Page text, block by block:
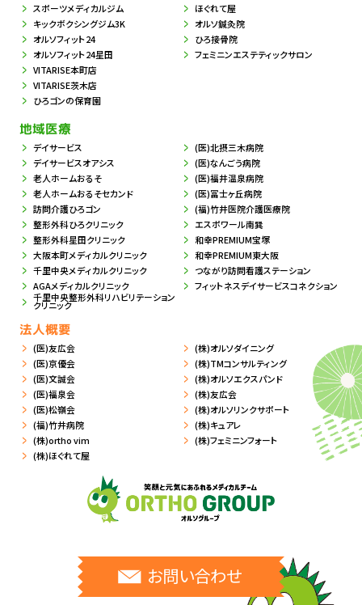
スポーツメディカルジム
キックボクシングジム3K
オルソフィット24
オルソフィット24星田
VITARISE本町店
VITARISE茨木店
ひろゴンの保育園
ほぐれて屋
オルソ鍼灸院
ひろ接骨院
フェミニンエステティックサロン
地域医療
デイサービス
デイサービスオアシス
老人ホームおるそ
老人ホームおるそセカンド
訪問介護ひろゴン
整形外科ひろクリニック
整形外科星田クリニック
大阪本町メディカルクリニック
千里中央メディカルクリニック
AGAメディカルクリニック
千里中央整形外科リハビリテーション
クリニック
(医)北摂三木病院
(医)なんごう病院
(医)福井温泉病院
(医)冨士ヶ丘病院
(福)竹井医院介護医療院
エスポワール南巽
和幸PREMIUM宝塚
和幸PREMIUM東大阪
つながり訪問看護ステーション
フィットネスデイサービスコネクション
法人概要
(医)友広会
(医)京優会
(医)文誠会
(医)福泉会
(医)松嶺会
(福)竹井病院
(株)ortho vim
(株)ほぐれて屋
(株)オルソダイニング
(株)TMコンサルティング
(株)オルソエクスパンド
(株)友広会
(株)オルソリンクサポート
(株)キュアレ
(株)フェミニンフォート
お問い合わせ